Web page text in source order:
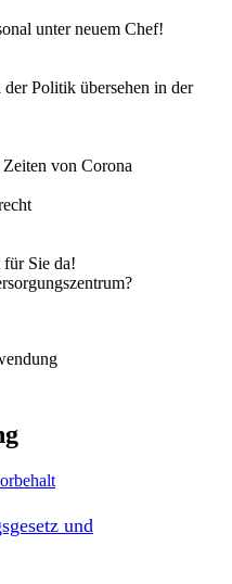
unter neuem Chef!
Politik übersehen in der
von Corona
und